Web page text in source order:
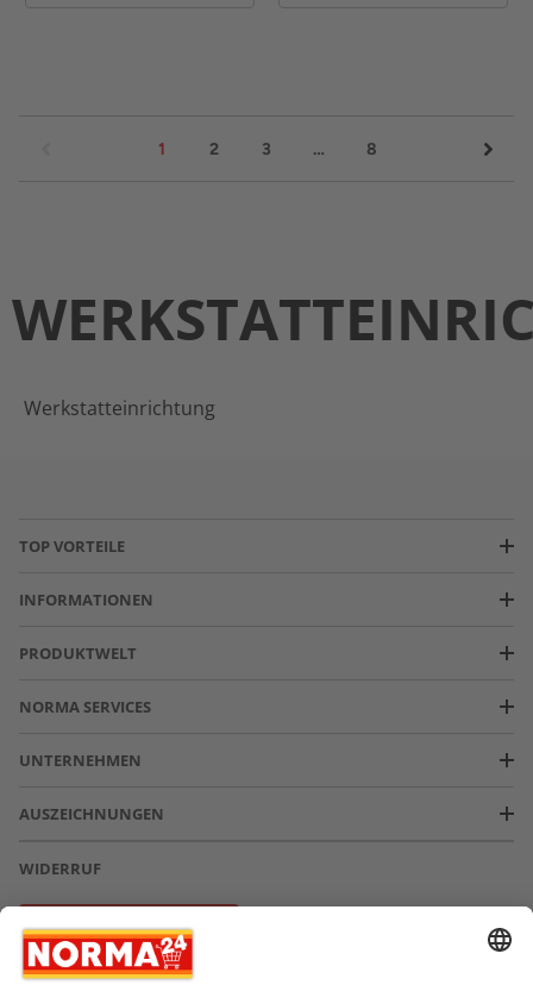
1 2 3 … 8
Werkstatteinrichtung
TOP VORTEILE
INFORMATIONEN
PRODUKTWELT
NORMA SERVICES
UNTERNEHMEN
AUSZEICHNUNGEN
WIDERRUF
Vertrag widerrufen